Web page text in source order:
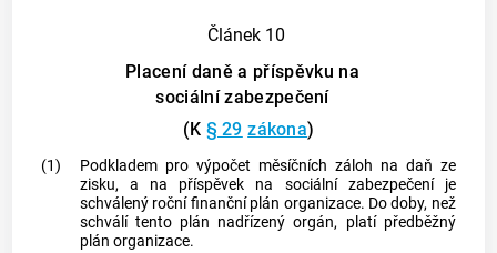
Článek 10
Placení daně a příspěvku na
sociální zabezpečení
(K § 29 zákona)
(1)
Podkladem pro výpočet měsíčních záloh na daň ze
zisku, a na příspěvek na sociální zabezpečení je
schválený roční finanční plán organizace. Do doby, než
schválí tento plán nadřízený orgán, platí předběžný
plán organizace.